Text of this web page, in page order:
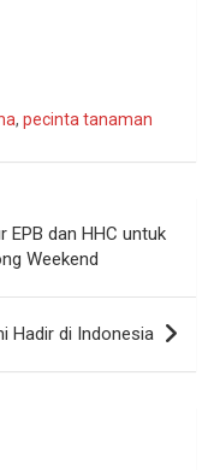
, pecinta tanaman
EPB dan HHC untuk
Weekend
Hadir di Indonesia